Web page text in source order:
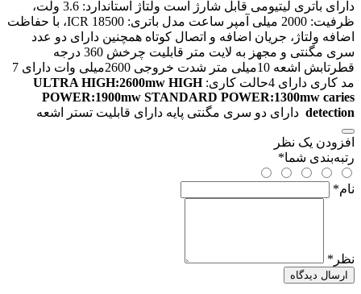
دارای باتری لیتیومی قابل شارژ است
ولتاژ استاندارد: 3.6 ولت،
ظرفیت: 2000 میلی آمپر ساعت
مدل باتری: ICR 18500، با حفاظت
اضافه ولتاژ، جریان اضافه و اتصال کوتاه همچنین دارای دو عدد
سری مگنتی و مجهز به لایت متر قابلیت چرخش 360 درجه
قطرتابش اشعه 10میلی متر شدت خروجی 2600میلی وات دارای 7
مد کاری دارای 4حالت کاری:
ULTRA HIGH:2600mw HIGH
POWER:1900mw STANDARD POWER:1300mw caries
detection دارای دو سری مگنتی پایه دارای قابلیت تستر اشعه
افزودن یک نظر
رتبه‌بندی شما*
نام*
نظر *
ارسال دیدگاه